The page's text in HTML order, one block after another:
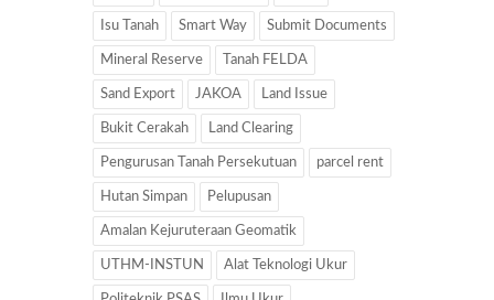
Isu Tanah Smart Way Submit Documents
Mineral Reserve Tanah FELDA
Sand Export JAKOA Land Issue
Bukit Cerakah Land Clearing
Pengurusan Tanah Persekutuan parcel rent
Hutan Simpan Pelupusan
Amalan Kejuruteraan Geomatik
UTHM-INSTUN Alat Teknologi Ukur